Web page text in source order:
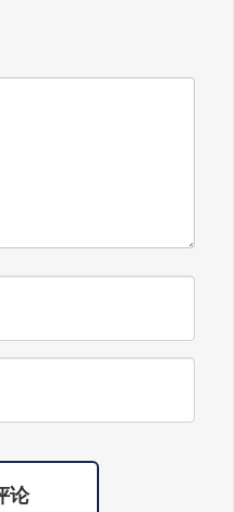
，祝节日健康
康!
论